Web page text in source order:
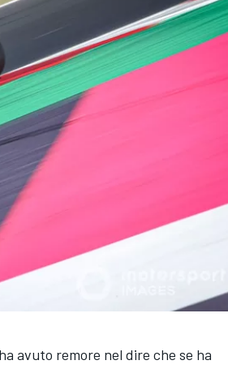
avuto remore nel dire che se ha